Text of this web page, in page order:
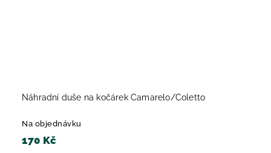
Náhradní duše na kočárek Camarelo/Coletto
Na objednávku
170 Kč